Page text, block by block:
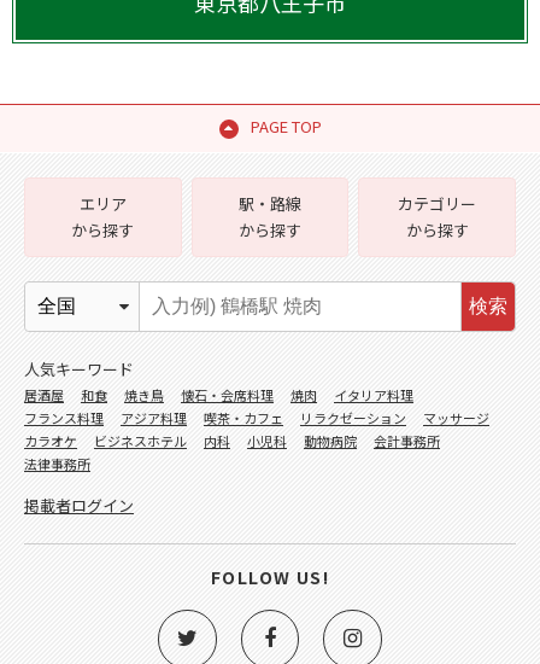
PAGE TOP
エリア
から探す
駅・路線
から探す
カテゴリー
から探す
検索
人気キーワード
居酒屋 和食 焼き鳥 懐石・会席料理 焼肉
イタリア料理
フランス料理
アジア料理 喫茶・カフェ リラクゼーション
マッサージ
カラオケ
ビジネスホテル 内科 小児科 動物病院
会計事務所
法律事務所
掲載者ログイン
FOLLOW US!